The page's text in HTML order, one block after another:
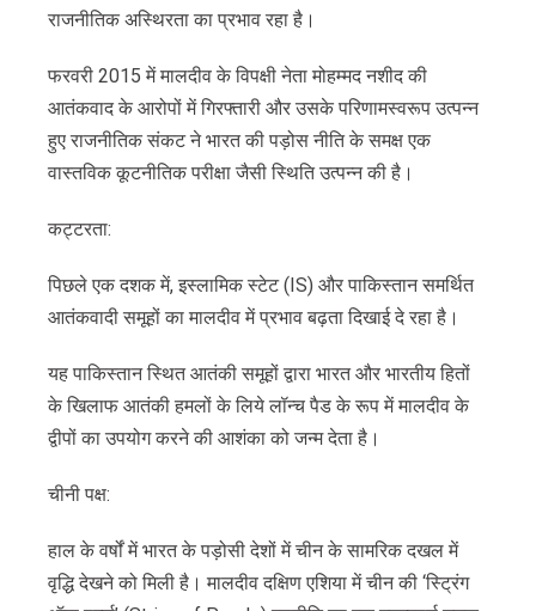
राजनीतिक अस्थिरता का प्रभाव रहा है।
फरवरी 2015 में मालदीव के विपक्षी नेता मोहम्मद नशीद की
आतंकवाद के आरोपों में गिरफ्तारी और उसके परिणामस्वरूप उत्पन्न
हुए राजनीतिक संकट ने भारत की पड़ोस नीति के समक्ष एक
वास्तविक कूटनीतिक परीक्षा जैसी स्थिति उत्पन्न की है।
कट्टरता:
पिछले एक दशक में, इस्लामिक स्टेट (IS) और पाकिस्तान समर्थित
आतंकवादी समूहों का मालदीव में प्रभाव बढ़ता दिखाई दे रहा है।
यह पाकिस्तान स्थित आतंकी समूहों द्वारा भारत और भारतीय हितों
के खिलाफ आतंकी हमलों के लिये लॉन्च पैड के रूप में मालदीव के
द्वीपों का उपयोग करने की आशंका को जन्म देता है।
चीनी पक्ष:
हाल के वर्षों में भारत के पड़ोसी देशों में चीन के सामरिक दखल में
वृद्धि देखने को मिली है। मालदीव दक्षिण एशिया में चीन की ‘स्ट्रिंग